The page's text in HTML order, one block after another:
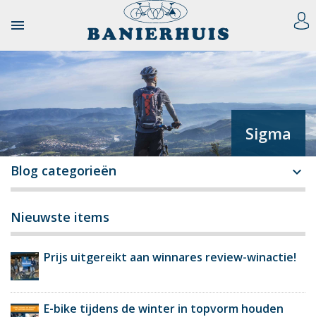

Sigma
Blog categorieën 
Nieuwste items
Prijs uitgereikt aan winnares review-winactie!
E-bike tijdens de winter in topvorm houden